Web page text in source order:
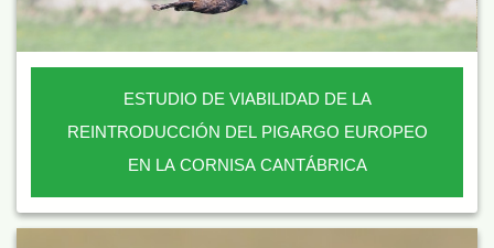
ESTUDIO DE VIABILIDAD DE LA
REINTRODUCCIÓN DEL PIGARGO EUROPEO
EN LA CORNISA CANTÁBRICA